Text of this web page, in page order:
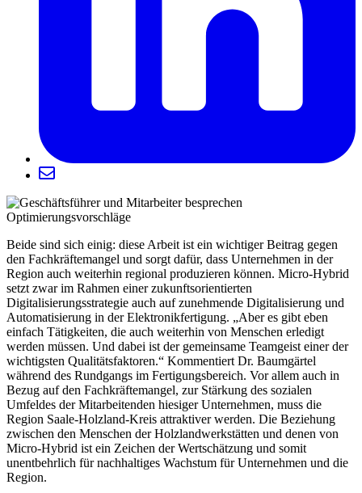
Beide sind sich einig: diese Arbeit ist ein wichtiger Beitrag gegen
den Fachkräftemangel und sorgt dafür, dass Unternehmen in der
Region auch weiterhin regional produzieren können. Micro-Hybrid
setzt zwar im Rahmen einer zukunftsorientierten
Digitalisierungsstrategie auch auf zunehmende Digitalisierung und
Automatisierung in der Elektronikfertigung. „Aber es gibt eben
einfach Tätigkeiten, die auch weiterhin von Menschen erledigt
werden müssen. Und dabei ist der gemeinsame Teamgeist einer der
wichtigsten Qualitätsfaktoren.“ Kommentiert Dr. Baumgärtel
während des Rundgangs im Fertigungsbereich. Vor allem auch in
Bezug auf den Fachkräftemangel, zur Stärkung des sozialen
Umfeldes der Mitarbeitenden hiesiger Unternehmen, muss die
Region Saale-Holzland-Kreis attraktiver werden. Die Beziehung
zwischen den Menschen der Holzlandwerkstätten und denen von
Micro-Hybrid ist ein Zeichen der Wertschätzung und somit
unentbehrlich für nachhaltiges Wachstum für Unternehmen und die
Region.